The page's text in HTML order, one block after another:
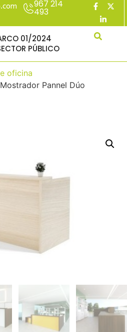
967 214
493
01/2024
PÚBLICO
oficina
Pannel Dúo